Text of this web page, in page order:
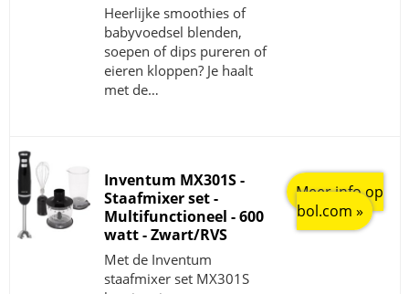
Heerlijke smoothies of
babyvoedsel blenden,
soepen of dips pureren of
eieren kloppen? Je haalt
met de…
Inventum MX301S -
Staafmixer set -
Multifunctioneel - 600
watt - Zwart/RVS
Met de Inventum
staafmixer set MX301S
Meer info op
bol.com »